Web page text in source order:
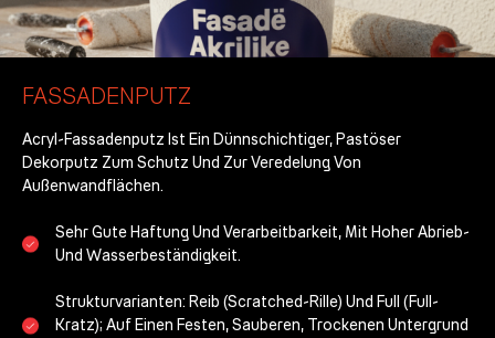
FASSADENPUTZ
Acryl-Fassadenputz Ist Ein Dünnschichtiger, Pastöser
Dekorputz Zum Schutz Und Zur Veredelung Von
Außenwandflächen.
Sehr Gute Haftung Und Verarbeitbarkeit, Mit Hoher Abrieb-
Und Wasserbeständigkeit.
Strukturvarianten: Reib (scratched-Rille) Und Full (full-
Kratz); Auf Einen Festen, Sauberen, Trockenen Untergrund